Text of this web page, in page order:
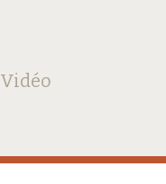
Vidéo